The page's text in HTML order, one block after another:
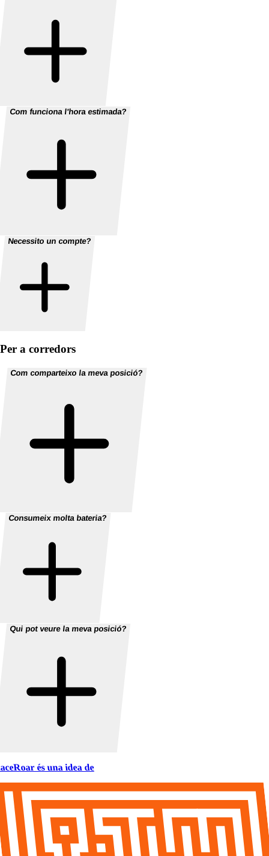
Com funciona l'hora estimada?
Necessito un compte?
Per a corredors
Com comparteixo la meva posició?
Consumeix molta bateria?
Qui pot veure la meva posició?
és una idea de